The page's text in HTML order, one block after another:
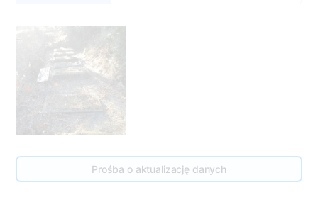
Prośba o aktualizację danych 017A